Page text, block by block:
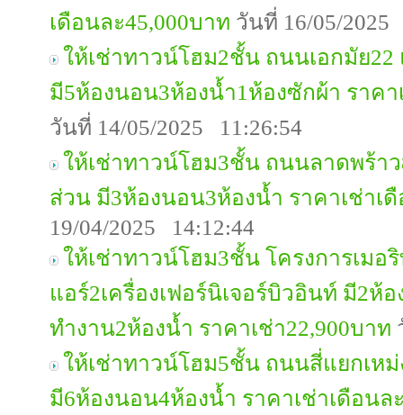
เดือนละ45,000บาท วันที่ 16/05/2025
ให้เช่าทาวน์โฮม2ชั้น ถนนเอกมัย22
มี5ห้องนอน3ห้องน้ำ1ห้องซักผ้า ราคา
วันที่ 14/05/2025 11:26:54
ให้เช่าทาวน์โฮม3ชั้น ถนนลาดพร้าว
ส่วน มี3ห้องนอน3ห้องน้ำ ราคาเช่าเ
19/04/2025 14:12:44
ให้เช่าทาวน์โฮม3ชั้น โครงการเมอ
แอร์2เครื่องเฟอร์นิเจอร์บิวอินท์ มี2ห้
ทำงาน2ห้องน้ำ ราคาเช่า22,900บาท
ให้เช่าทาวน์โฮม5ชั้น ถนนสี่แยกเหม่
มี6ห้องนอน4ห้องน้ำ ราคาเช่าเดือนล